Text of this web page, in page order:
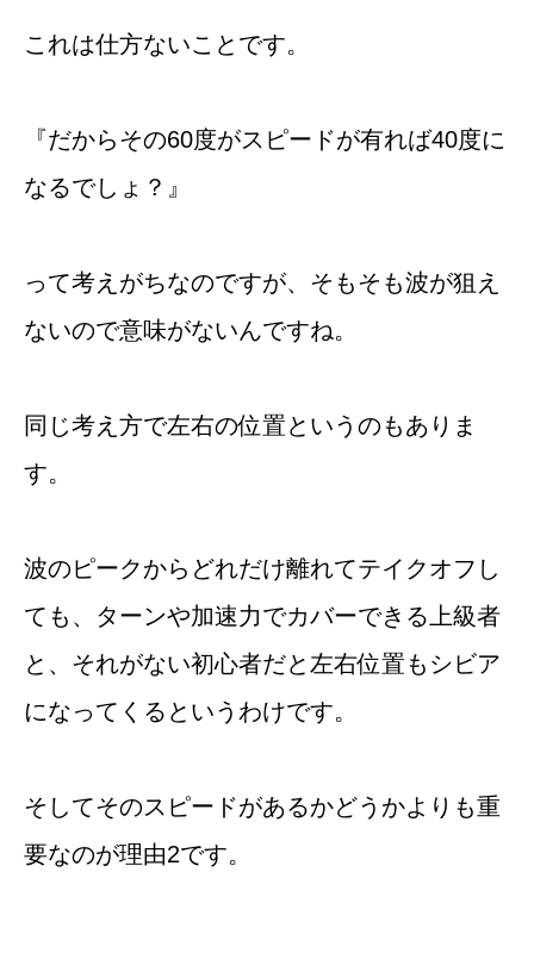
これは仕方ないことです。
『だからその60度がスピードが有れば40度に
なるでしょ？』
って考えがちなのですが、そもそも波が狙え
ないので意味がないんですね。
同じ考え方で左右の位置というのもありま
す。
波のピークからどれだけ離れてテイクオフし
ても、ターンや加速力でカバーできる上級者
と、それがない初心者だと左右位置もシビア
になってくるというわけです。
そしてそのスピードがあるかどうかよりも重
要なのが理由2です。